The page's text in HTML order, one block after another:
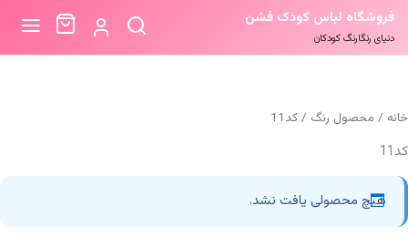
فروشگاه لباس کودک فشن
دنیای رنگارنگ کودکان
خانه / محصول رنگ / کد11
کد11
هیچ محصولی یافت نشد.